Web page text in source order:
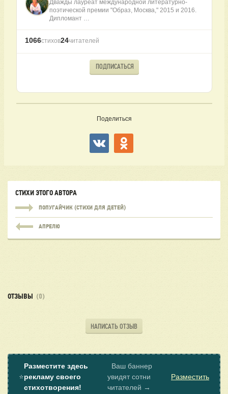
Дважды лауреат международной литературно-
поэтической премии "Образ, Москва," 2015 и 2016.
Дипломант …
1066стихов24читателей
ПОДПИСАТЬСЯ
Поделиться
СТИХИ ЭТОГО АВТОРА
ПОПУГАЙЧИК (СТИХИ ДЛЯ ДЕТЕЙ)
АПРЕЛЮ
ОТЗЫВЫ (0)
НАПИСАТЬ ОТЗЫВ
⭐
Разместите здесь
рекламу своего
стихотворения!
Ваш баннер
увидят сотни
читателей →
Разместить